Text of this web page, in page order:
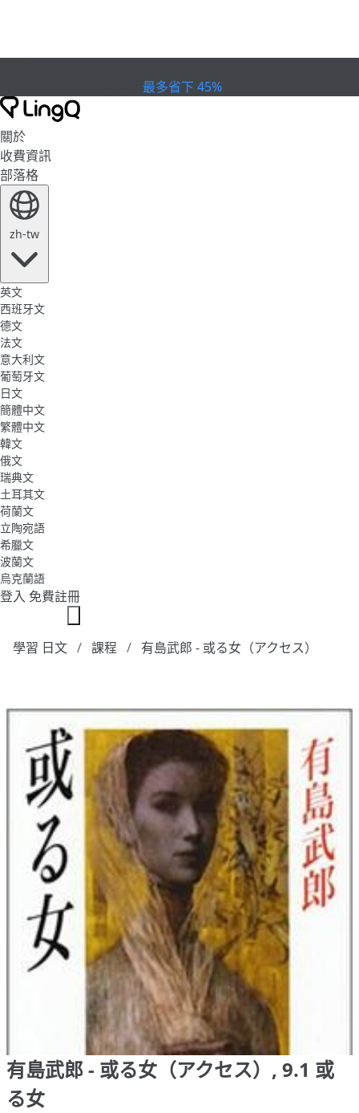
最多省下 45%
關於
收費資訊
部落格
zh-tw
英文
西班牙文
德文
法文
意大利文
葡萄牙文
日文
簡體中文
繁體中文
韓文
俄文
瑞典文
土耳其文
荷蘭文
立陶宛語
希臘文
波蘭文
烏克蘭語
登入 免費註冊
學習 日文 課程 有島武郎 - 或る女（アクセス）
有島武郎 - 或る女（アクセス）, 9.1 或
る女